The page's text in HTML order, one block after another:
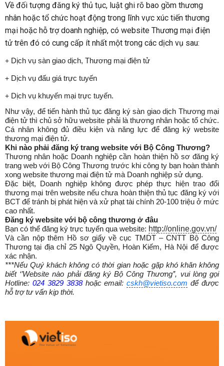
Về đối tượng đăng ký thủ tục, luật ghi rõ bao gồm thương
nhân hoặc tổ chức hoạt động trong lĩnh vực xúc tiến thương
mại hoặc hỗ trợ doanh nghiệp, có website Thương mại điện
tử trên đó có cung cấp ít nhất một trong các dịch vụ sau:
+ Dịch vụ sàn giao dịch, Thương mại điện tử
+ Dịch vụ đấu giá trực tuyến
+ Dịch vụ khuyến mại trực tuyến.
Như vậy, để tiến hành thủ tục đăng ký sàn giao dịch Thương mại
điện tử thì chủ sở hữu website phải là thương nhân hoặc tổ chức.
Cá nhân không đủ điều kiện và năng lực để đăng ký website
thương mại điện tử.
Khi nào phải đăng ký trang website với Bộ Công Thương?
Thương nhân hoặc Doanh nghiệp cần hoàn thiện hồ sơ đăng ký
trang web với Bộ Công Thương trước khi công ty bạn hoàn thành
xong website thương mại điện tử mà Doanh nghiệp sử dụng.
Đặc biệt, Doanh nghiệp không được phép thực hiện trao đổi
thương mại trên website nếu chưa hoàn thiện thủ tục đăng ký với
BCT để tránh bị phát hiện và xử phạt tài chính 20-100 triệu ở mức
cao nhất.
Đăng ký website với bộ công thương ở đâu
Bạn có thể đăng ký trực tuyến qua website: http://online.gov.vn/
Và cần nộp thêm Hồ sơ giấy về cục TMDT – CNTT Bộ Công
Thương tại địa chỉ 25 Ngô Quyền, Hoàn Kiếm, Hà Nội để được
xác nhận.
***Nếu Quý khách không có thời gian hoặc gặp khó khăn không
biết ‘’Website nào phải đăng ký Bộ Công Thương’’, vui lòng gọi
Hotline: 024 3829 3838hoặc email:cskh@vietiso.com để được
hỗ trợ tư vấn kịp thời.